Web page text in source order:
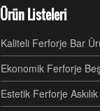
Ürün Listeleri
Kaliteli Ferforje Bar
Ekonomik Ferforje
Estetik Ferforje